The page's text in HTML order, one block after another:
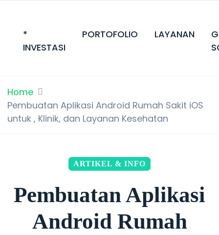
*
INVESTASI
PORTOFOLIO LAYANAN
Home
Pembuatan Aplikasi Android Rumah Sakit iOS
untuk , Klinik, dan Layanan Kesehatan
ARTIKEL & INFO
Pembuatan Aplikasi
Android Rumah